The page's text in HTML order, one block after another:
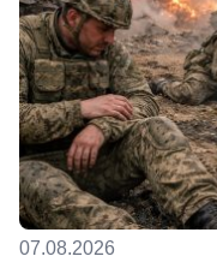
07.08.2026